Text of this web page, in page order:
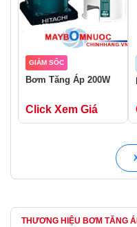
GIẢM SỐC
Bơm Tăng Áp 200W
Click Xem Giá
THƯƠNG HIỆU BƠM TĂNG